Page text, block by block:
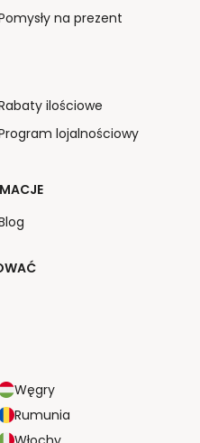
Węgry
Rumunia
na prezent
ilościowe
lojalnościowy